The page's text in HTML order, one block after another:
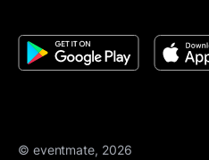
© eventmate, 2026